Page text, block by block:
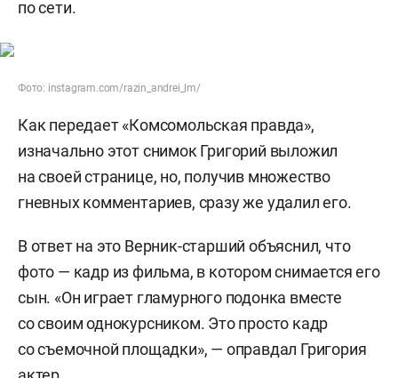
по сети.
Фото: instagram.com/razin_andrei_lm/
Как передает «Комсомольская правда»,
изначально этот снимок Григорий выложил
на своей странице, но, получив множество
гневных комментариев, сразу же удалил его.
В ответ на это Верник-старший объяснил, что
фото — кадр из фильма, в котором снимается его
сын. «Он играет гламурного подонка вместе
со своим однокурсником. Это просто кадр
со съемочной площадки», — оправдал Григория